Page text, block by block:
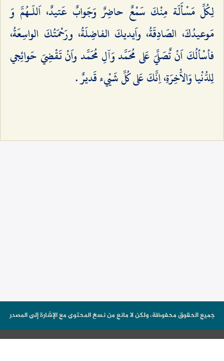
لِكُلِّ مَسْأَلَة مِنْكَ سَمْعٌ حاضِرٌ وَجَوابٌ عَتيدٌ، اَللّـهُمَّ وَ
مَوعيدُكَ، الصّادِقَةُ، واَيديكَ الفاضِلَةُ، ورَحْمَتُكَ الواسِعَةُ،
فأسْألُكَ اَنْ تٌصَلِّيَ عَلى مُحَمَّد وَآلِ مُحَمَّد واَنْ تَقْضِيَ حَوائِجي
لِلدُّنْيا وَالاَْخِرَةِ، اِنَّكَ عَلى كُلِّ شَيْيء قَديرٌ .
جميع الحقوق محفوظة، ولكن لا مانع من نسخ المحتوى مع الإشارة إلى المصدر